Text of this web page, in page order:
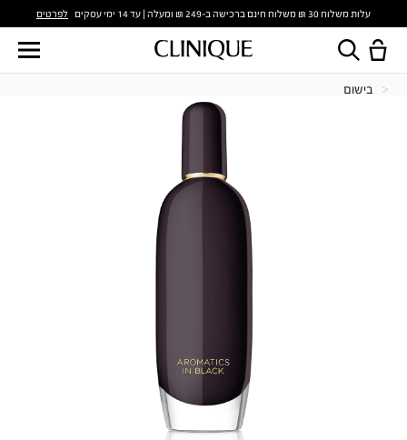
עלות משלוח 30 ₪ משלוח חינם ברכישה ב-249 ₪ ומעלה | עד 14 ימי עסקים לפרטים
בישום